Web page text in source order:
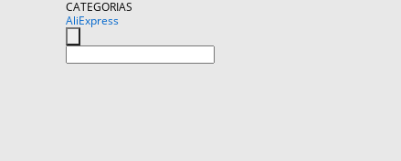
CATEGORIAS
AliExpress